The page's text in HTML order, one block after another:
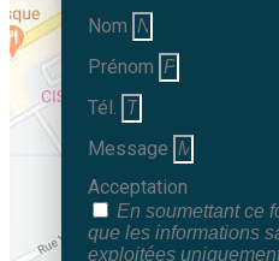
Nom
Prénom
Tél.
Message
Acceptation
En soumettant ce
que les informations
exploitées